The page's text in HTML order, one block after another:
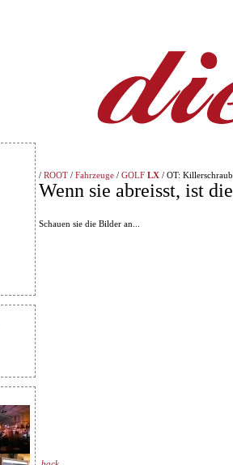
/ ROOT / Fahrzeuge / GOLF LX / OT:
Wenn sie abreisst, ist
Schauen sie die Bilder an...